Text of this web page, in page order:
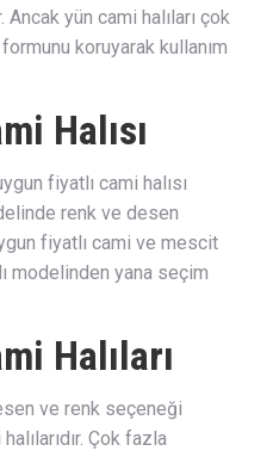
Ancak yün cami halıları çok
koruyarak kullanım
Halısı
fiyatlı cami halısı
renk ve desen
fiyatlı cami ve mescit
modelinden yana seçim
Halıları
ve renk seçeneği
Çok fazla